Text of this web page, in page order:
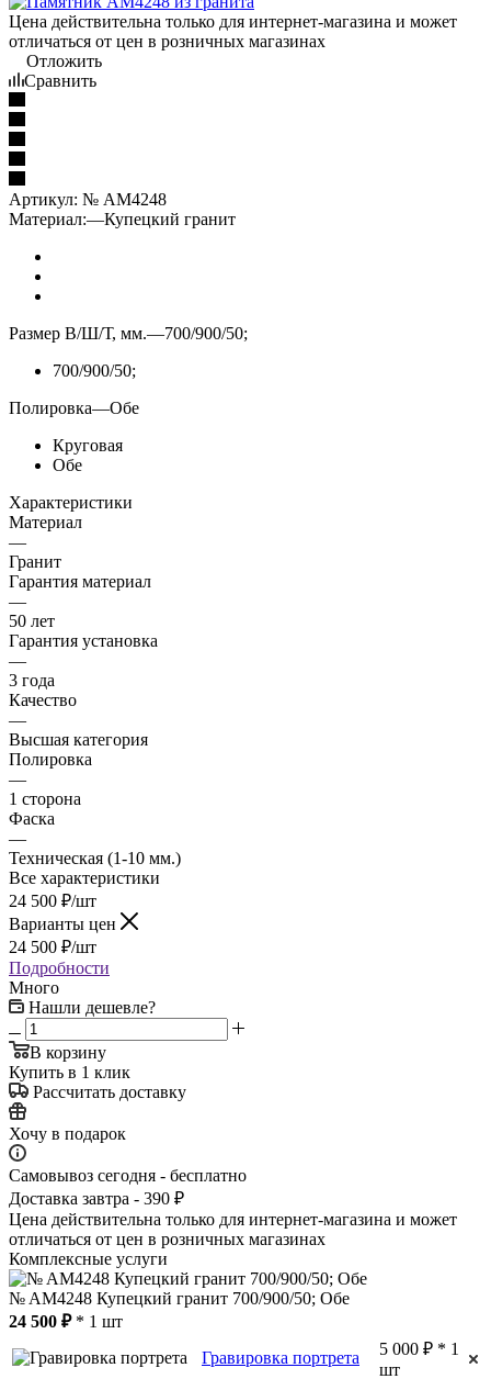
Цена действительна только для интернет-магазина и может
отличаться от цен в розничных магазинах
Отложить
Сравнить
Артикул: № AM4248
Материал:—Купецкий гранит
Размер В/Ш/Т, мм.—700/900/50;
700/900/50;
Полировка—Обе
Круговая
Обе
Характеристики
Материал
—
Гранит
Гарантия материал
—
50 лет
Гарантия установка
—
3 года
Качество
—
Высшая категория
Полировка
—
1 сторона
Фаска
—
Техническая (1-10 мм.)
Все характеристики
24 500 ₽/шт
Варианты цен
24 500 ₽/шт
Подробности
Много
Нашли дешевле?
В корзину
Купить в 1 клик
Рассчитать доставку
Хочу в подарок
Самовывоз сегодня - бесплатно
Доставка завтра - 390 ₽
Цена действительна только для интернет-магазина и может
отличаться от цен в розничных магазинах
Комплексные услуги
№ AM4248 Купецкий гранит 700/900/50; Обе
24 500 ₽* 1 шт
Гравировка портрета
5 000 ₽ * 1
шт